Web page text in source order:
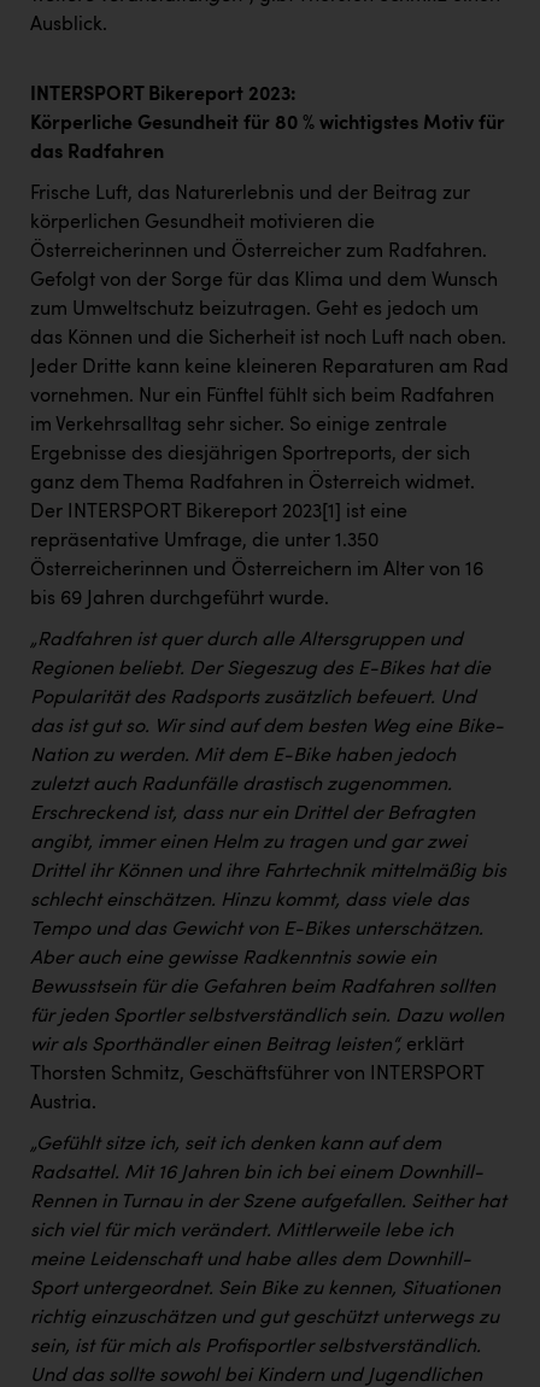
Ausblick.
INTERSPORT Bikereport 2023:
Körperliche Gesundheit für 80 % wichtigstes Motiv für
das Radfahren
Frische Luft, das Naturerlebnis und der Beitrag zur
körperlichen Gesundheit motivieren die
Österreicherinnen und Österreicher zum Radfahren.
Gefolgt von der Sorge für das Klima und dem Wunsch
zum Umweltschutz beizutragen. Geht es jedoch um
das Können und die Sicherheit ist noch Luft nach oben.
Jeder Dritte kann keine kleineren Reparaturen am Rad
vornehmen. Nur ein Fünftel fühlt sich beim Radfahren
im Verkehrsalltag sehr sicher. So einige zentrale
Ergebnisse des diesjährigen Sportreports, der sich
ganz dem Thema Radfahren in Österreich widmet.
Der INTERSPORT Bikereport 2023 [1]
ist eine
repräsentative Umfrage, die unter 1.350
Österreicherinnen und Österreichern im Alter von 16
bis 69 Jahren durchgeführt wurde.
„Radfahren ist quer durch alle Altersgruppen und
Regionen beliebt. Der Siegeszug des E-Bikes hat die
Popularität des Radsports zusätzlich befeuert. Und
das ist gut so. Wir sind auf dem besten Weg eine Bike-
Nation zu werden. Mit dem E-Bike haben jedoch
zuletzt auch Radunfälle drastisch zugenommen.
Erschreckend ist, dass nur ein Drittel der Befragten
angibt, immer einen Helm zu tragen und gar zwei
Drittel ihr Können und ihre Fahrtechnik mittelmäßig bis
schlecht einschätzen. Hinzu kommt, dass viele das
Tempo und das Gewicht von E-Bikes unterschätzen.
Aber auch eine gewisse Radkenntnis sowie ein
Bewusstsein für die Gefahren beim Radfahren sollten
für jeden Sportler selbstverständlich sein. Dazu wollen
wir als Sporthändler einen Beitrag leisten“, erklärt
Thorsten Schmitz, Geschäftsführer von INTERSPORT
Austria.
„Gefühlt sitze ich, seit ich denken kann auf dem
Radsattel. Mit 16 Jahren bin ich bei einem Downhill-
Rennen in Turnau in der Szene aufgefallen. Seither hat
sich viel für mich verändert. Mittlerweile lebe ich
meine Leidenschaft und habe alles dem Downhill-
Sport untergeordnet. Sein Bike zu kennen, Situationen
richtig einzuschätzen und gut geschützt unterwegs zu
sein, ist für mich als Profisportler selbstverständlich.
Und das sollte sowohl bei Kindern und Jugendlichen